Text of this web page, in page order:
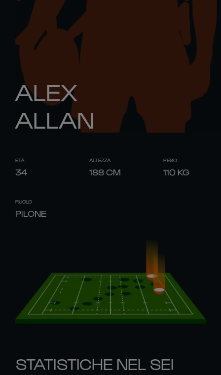
ALEX
ALLAN
ETÀ
34
ALTEZZA
188CM
PESO
110 KG
RUOLO
PILONE
STATISTICHE NEL SEI